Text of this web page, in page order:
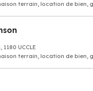
terrain, location de bien,
UCCLE
terrain, location de bien,